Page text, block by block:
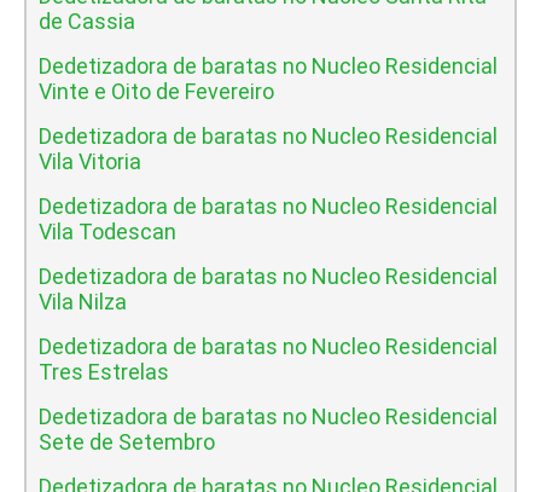
de Cassia
Dedetizadora de baratas no Nucleo Residencial
Vinte e Oito de Fevereiro
Dedetizadora de baratas no Nucleo Residencial
Vila Vitoria
Dedetizadora de baratas no Nucleo Residencial
Vila Todescan
Dedetizadora de baratas no Nucleo Residencial
Vila Nilza
Dedetizadora de baratas no Nucleo Residencial
Tres Estrelas
Dedetizadora de baratas no Nucleo Residencial
Sete de Setembro
Dedetizadora de baratas no Nucleo Residencial